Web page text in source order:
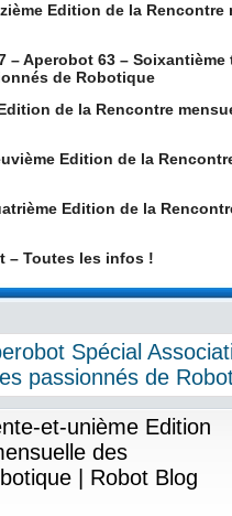
Edition de la
– Aperobot 63 –
de Robotique
de la Rencontre
Edition de la
Edition de la
– Toutes les infos !
Spécial
passionnés de
et-unième Edition
des
| Robot Blog